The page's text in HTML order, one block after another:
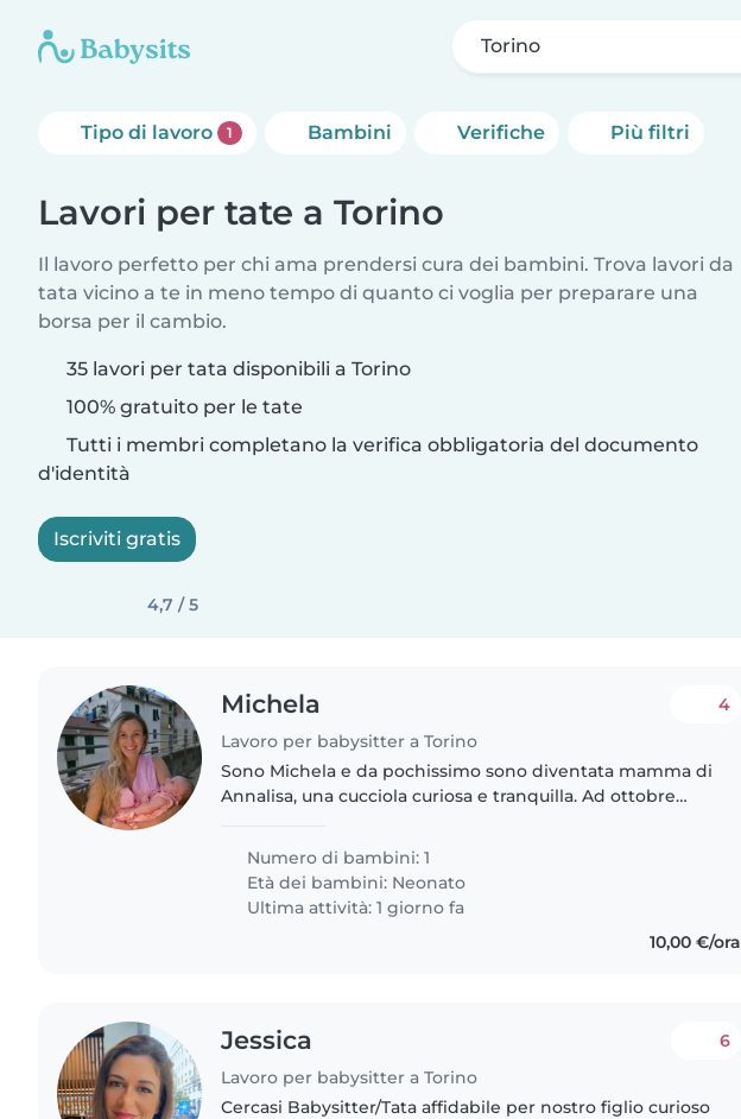
Torino
Tipo di lavoro 1 Bambini Verifiche Più filtri
Lavori per tate a Torino
Il lavoro perfetto per chi ama prendersi cura dei bambini. Trova lavori da
tata vicino a te in meno tempo di quanto ci voglia per preparare una
borsa per il cambio.
35 lavori per tata disponibili a Torino
100% gratuito per le tate
Tutti i membri completano la verifica obbligatoria del documento
d'identità
Iscriviti gratis
4,7 / 5
Michela
Lavoro per babysitter a Torino
4
Sono Michela e da pochissimo sono diventata mamma di
Annalisa, una cucciola curiosa e tranquilla. Ad ottobre
dinamica, affidabile..
Numero di bambini: 1
Età dei bambini: Neonato
Ultima attività: 1 giorno fa
10,00 €/ora
Jessica
Lavoro per babysitter a Torino
6
Cercasi Babysitter/Tata affidabile per nostro figlio curioso